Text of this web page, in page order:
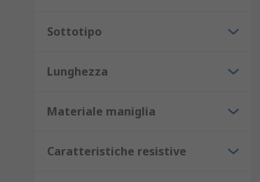
Sottotipo
Lunghezza
Materiale maniglia
Caratteristiche resistive